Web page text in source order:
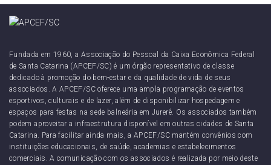
Fundada em 1960, a Associação do Pessoal da Caixa Econômica Federal
de Santa Catarina (APCEF/SC) é um órgão representativo de classe
dedicado à promoção do bem-estar e da qualidade de vida de seus
associados. A APCEF/SC oferece uma ampla programação de eventos
esportivos, culturais e de lazer, além de disponibilizar hospedagem e
espaços para festas na sede balneária em Jurerê. Os associados também
podem aproveitar a infraestrutura disponível em outras cidades de Santa
Catarina. Para facilitar ainda mais, a APCEF/SC mantém convênios com
instituições educacionais, de saúde, academias e estabelecimentos
comerciais. A comunicação com os associados é realizada por meio deste